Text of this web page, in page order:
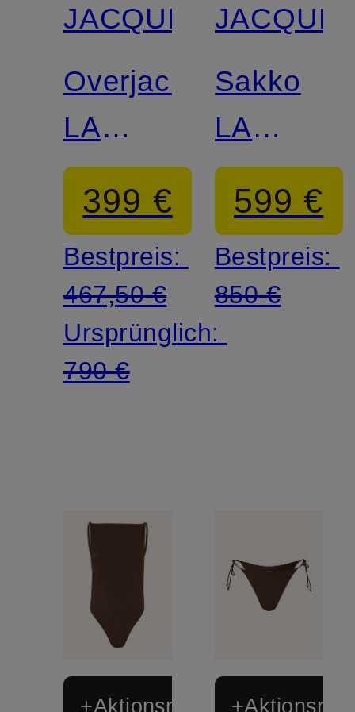
JACQUEMUS
Overjacket
LA
VESTE
PASTRO
mit
Leinen
399 €
Bestpreis:
467,50 €
Ursprünglich:
790 €
Sakko
LA
VESTE
BASTIDE
Extra
Slim Fit
599 €
Bestpreis:
850 €
+Aktionsrabatt